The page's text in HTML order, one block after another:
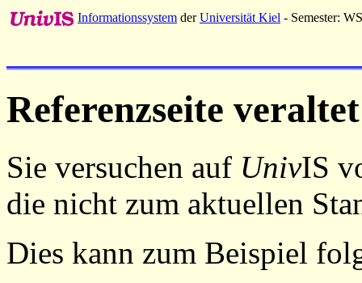
Informationssystem derUniversität Kiel - Semester:
Referenzseite veraltet
Sie versuchen auf UnivIS
die nicht zum aktuellen
Dies kann zum Beispiel